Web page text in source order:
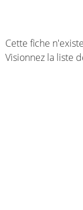
Cette fiche
Visionnez la liste